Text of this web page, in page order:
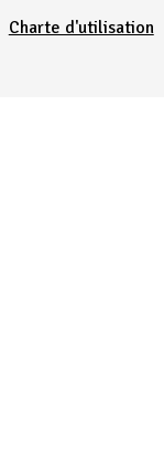
Charte d'utilisation